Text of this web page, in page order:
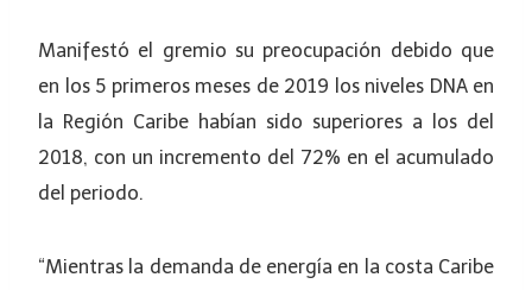
Manifestó el gremio su preocupación debido que
en los 5 primeros meses de 2019 los niveles DNA en
la Región Caribe habían sido superiores a los del
2018, con un incremento del 72% en el acumulado
del periodo.
“Mientras la demanda de energía en la costa Caribe